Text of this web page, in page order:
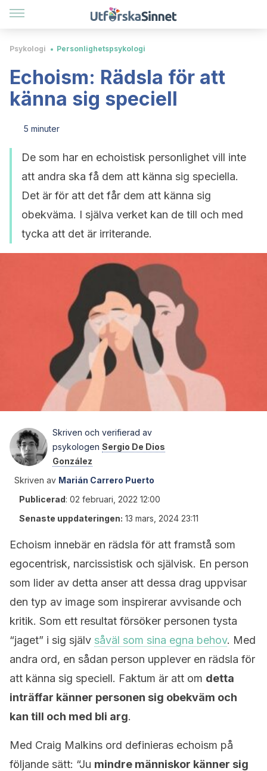
Psykologi Personlighetspsykologi
Echoism: Rädsla för att
känna sig speciell
5 minuter
De som har en echoistisk personlighet vill inte
att andra ska få dem att känna sig speciella.
Det är för att det får dem att känna sig
obekväma. I själva verket kan de till och med
tycka att det är irriterande.
Skriven och verifierad av
psykologen Sergio De Dios
González
Skriven av Marián Carrero Puerto
Publicerad: 02 februari, 2022 12:00
Senaste uppdateringen: 13 mars, 2024 23:11
Echoism innebär en rädsla för att framstå som
egocentrisk, narcissistisk och självisk. En person
som lider av detta anser att dessa drag uppvisar
den typ av image som inspirerar avvisande och
kritik. Som ett resultat försöker personen tysta
“jaget” i sig själv såväl som sina egna behov. Med
andra ord, en sådan person upplever en rädsla för
att känna sig speciell. Faktum är att om detta
inträffar känner personen sig obekväm och
kan till och med bli arg.
Med Craig Malkins ord definieras echoism på
följande sätt: “Ju mindre människor känner sig